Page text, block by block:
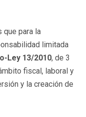
que para la
limitada
Ley 13/2010, de 3
fiscal, laboral y
y la creación de